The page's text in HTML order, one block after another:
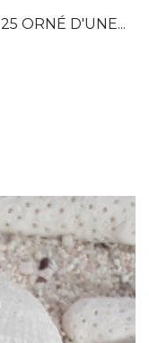
ORNÉ D'UNE...